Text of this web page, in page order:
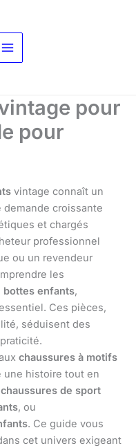
pour
pour
vintage connaît un
demande croissante
et chargés
professionnel
ou un revendeur
les
bottes enfants,
Ces pièces,
séduisent des
chaussures à motifs
une histoire tout en
chaussures de sport
, ou
. Ce guide vous
cet univers exigeant